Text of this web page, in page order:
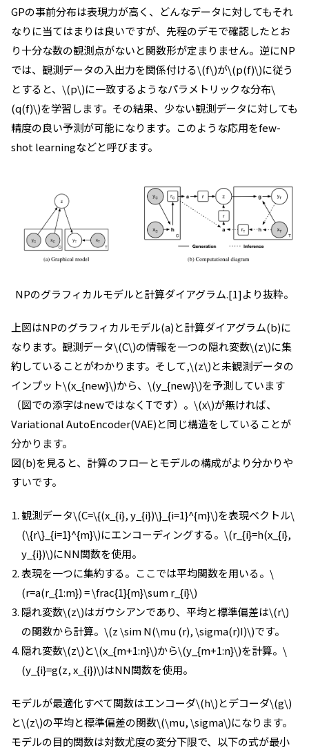
GPの事前分布は表現力が高く、どんなデータに対してもそれ
なりに当てはまりは良いですが、先程のデモで確認したとお
り十分な数の観測点がないと関数形が定まりません。逆にNP
では、観測データの入出力を関係付ける\(f\)が\(p(f)\)に従う
とすると、\(p\)に一致するようなパラメトリックな分布\
(q(f)\)を学習します。その結果、少ない観測データに対しても
精度の良い予測が可能になります。このような応用をfew-
shot learningなどと呼びます。
NPのグラフィカルモデルと計算ダイアグラム.[1]より抜粋。
上図はNPのグラフィカルモデル(a)と計算ダイアグラム(b)に
なります。観測データ\(C\)の情報を一つの隠れ変数\(z\)に集
約していることがわかります。そして,\(z\)と未観測データの
インプット\(x_{new}\)から、\(y_{new}\)を予測しています
（図での添字はnewではなくTです）。\(x\)が無ければ、
Variational AutoEncoder(VAE)と同じ構造をしていることが
分かります。
図(b)を見ると、計算のフローとモデルの構成がより分かりや
すいです。
観測データ\(C=\{(x_{i}, y_{i})\}_{i=1}^{m}\)を表現ベクトル\
(\{r\}_{i=1}^{m}\)にエンコーディングする。\(r_{i}=h(x_{i},
y_{i})\)にNN関数を使用。
表現を一つに集約する。ここでは平均関数を用いる。\
(r=a(r_{1:m}) = \frac{1}{m}\sum r_{i}\)
隠れ変数\(z\)はガウシアンであり、平均と標準偏差は\(r\)
の関数から計算。\(z \sim N(\mu (r), \sigma(r)I)\)です。
隠れ変数\(z\)と\(x_{m+1:n}\)から\(y_{m+1:n}\)を計算。\
(y_{i}=g(z, x_{i})\)はNN関数を使用。
モデルが最適化すべて関数はエンコーダ\(h\)とデコーダ\(g\)
と\(z\)の平均と標準偏差の関数\(\mu, \sigma\)になります。
モデルの目的関数は対数尤度の変分下限で、以下の式が最小